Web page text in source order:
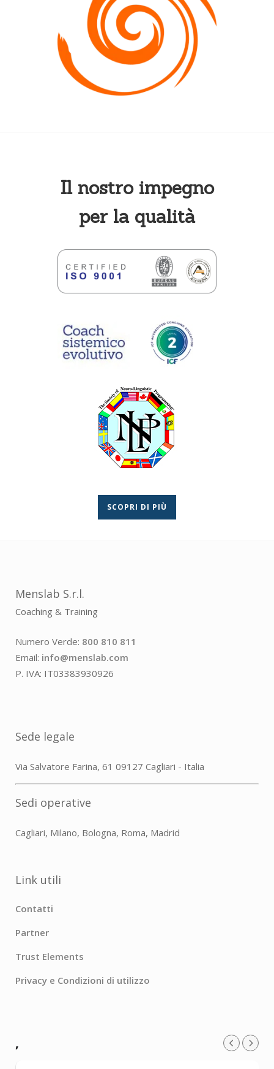
Il nostro impegno
per la qualità
SCOPRI DI PIÙ
Menslab S.r.l.
Coaching & Training
Numero Verde: 800 810 811
Email: info@menslab.com
P. IVA: IT03383930926
Sede legale
Via Salvatore Farina, 61 09127 Cagliari - Italia
Sedi operative
Cagliari, Milano, Bologna, Roma, Madrid
Link utili
Contatti
Partner
Trust Elements
Privacy e Condizioni di utilizzo
,